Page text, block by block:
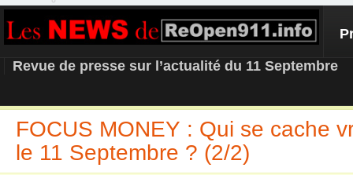
REOPEN911 – NEWS
Revue de presse sur l’actualité du 11 Septembre
FOCUS MONEY : Qui se cache
le 11 Septembre ? (2/2)